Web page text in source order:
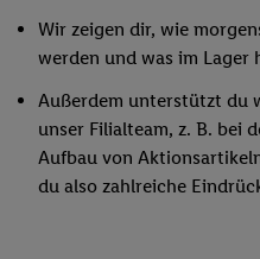
Wir zeigen dir, wie
werden und was im Lager
Außerdem unterstützt du
unser Filialteam, z. B. bei
Aufbau von
du also zahlreiche